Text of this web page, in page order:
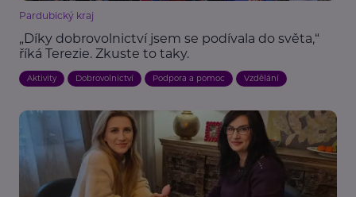
Pardubický kraj
„Díky dobrovolnictví jsem se podívala do světa,“
říká Terezie. Zkuste to taky.
Aktivity Dobrovolnictví Podpora a pomoc Vzdělání